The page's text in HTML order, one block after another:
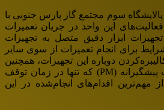
سوم مجتمع گاز پارس جنوبی با
این واحد در جریان تعمیرات
ابزار دقیق متصل به تجهیزات
برای انجام تعمیرات از سوی سایر
دوباره این تجهیزات، همچنین
اجرای برنامه‌های تعمیرات پیشگیرانه (PM) که تنها در زمان توقف
مهم‌ترین اقدام‌های انجام‌شده در این